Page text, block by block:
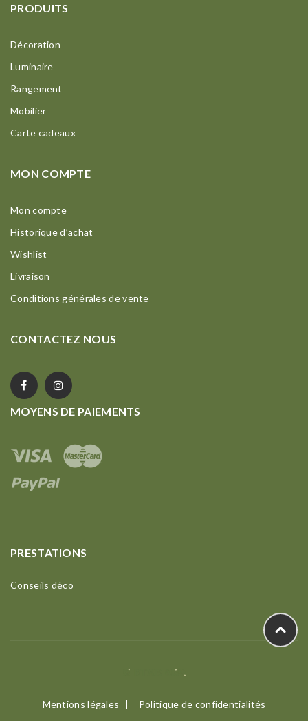
PRODUITS
Décoration
Luminaire
Rangement
Mobilier
Carte cadeaux
MON COMPTE
Mon compte
Historique d’achat
Wishlist
Livraison
Conditions générales de vente
CONTACTEZ NOUS
MOYENS DE PAIEMENTS
PRESTATIONS
Conseils déco
Mentions légales Politique de confidentialités